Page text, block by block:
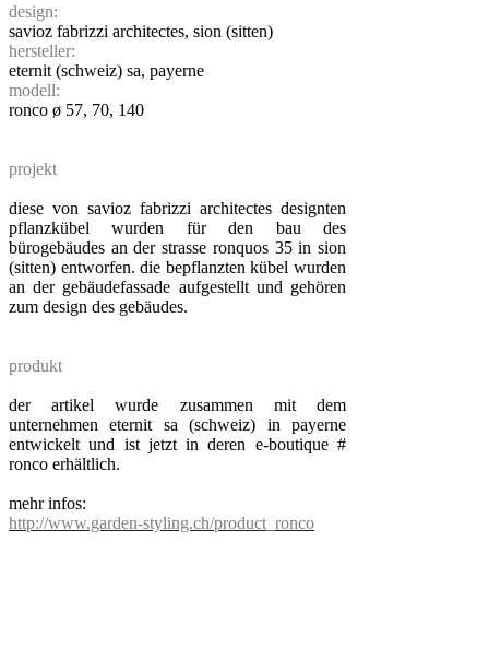
design:
savioz fabrizzi architectes, sion (sitten)
hersteller:
eternit (schweiz) sa, payerne
modell:
ronco ø 57, 70, 140
projekt
diese von savioz fabrizzi architectes designten
pflanzkübel wurden für den bau des
bürogebäudes an der strasse ronquos 35 in sion
(sitten) entworfen. die bepflanzten kübel wurden
an der gebäudefassade aufgestellt und gehören
zum design des gebäudes.
produkt
der artikel wurde zusammen mit dem
unternehmen eternit sa (schweiz) in payerne
entwickelt und ist jetzt in deren e-boutique #
ronco erhältlich.
mehr infos:
http://www.garden-styling.ch/product_ronco